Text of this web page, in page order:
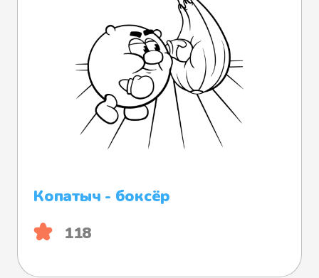
Копатыч - боксёр
118